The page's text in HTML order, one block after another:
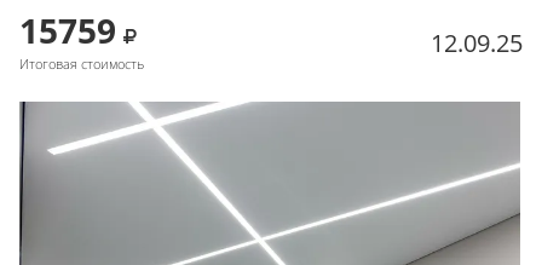
15759
Итоговая стоимость
12.09.25